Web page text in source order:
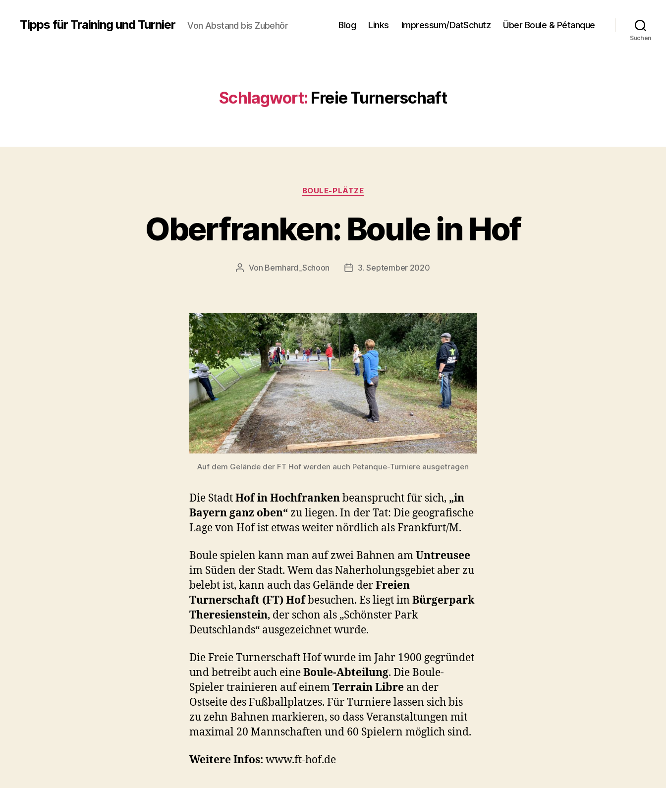
Tipps für Training und Turnier Von Abstand bis Zubehör Blog Links Impressum/DatSchutz Über Boule & Pétanque
Suchen
Schlagwort: Freie Turnerschaft
Kategorien
BOULE-PLÄTZE
Oberfranken: Boule in Hof
Beitragsautor
Von Bernhard_Schoon Veröffentlichungsdatum
3. September 2020
Auf dem Gelände der FT Hof werden auch Petanque-Turniere ausgetragen
Die StadtHof in Hochfrankenbeansprucht für sich, „in
Bayern ganz oben“zu liegen. In der Tat: Die geografische
Lage von Hof ist etwas weiter nördlich als Frankfurt/M.
Boule spielen kann man auf zwei Bahnen amUntreusee
im Süden der Stadt. Wem das Naherholungsgebiet aber zu
belebt ist, kann auch das Gelände derFreien
Turnerschaft (FT) Hofbesuchen. Es liegt imBürgerpark
Theresienstein, der schon als „Schönster Park
Deutschlands“ ausgezeichnet wurde.
Die Freie Turnerschaft Hof wurde im Jahr 1900 gegründet
und betreibt auch eineBoule-Abteilung. Die Boule-
Spieler trainieren auf einemTerrain Libre an der
Ostseite des Fußballplatzes. Für Turniere lassen sich bis
zu zehn Bahnen markieren, so dass Veranstaltungen mit
maximal 20 Mannschaften und 60 Spielern möglich sind.
Weitere Infos: www.ft-hof.de